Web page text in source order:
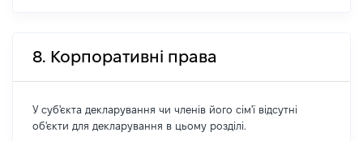
8. Корпоративні права
У суб'єкта декларування чи членів його сім'ї відсутні
об'єкти для декларування в цьому розділі.